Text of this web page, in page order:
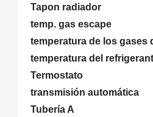
Tapon radiador
temp. gas escape
temperatura de los gases
temperatura del
Termostato
transmisión automática
Tubería A